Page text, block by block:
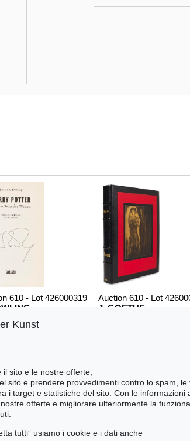
610 - Lot 426000319
€ 1,800
Auction 610 - Lot
J. GOETHE
Kunst
sito e le nostre offerte,
sito e prendere provvedimenti contro lo spam, le
i target e statistiche del sito. Con le informazioni
offerte e migliorare ulteriormente la
tutti” usiamo i cookie e i dati anche